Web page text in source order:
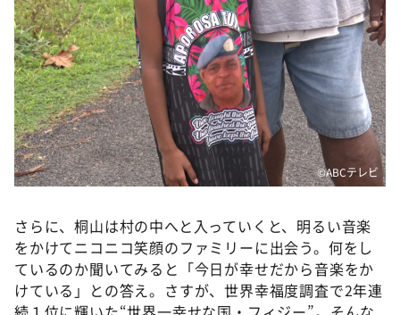
アナ回覧板
©️ABCテレビ
さらに、桐山は村の中へと入っていくと、明るい音楽
をかけてニコニコ笑顔のファミリーに出会う。何をし
ているのか聞いてみると「今日が幸せだから音楽をか
けている」との答え。さすが、世界幸福度調査で2年連